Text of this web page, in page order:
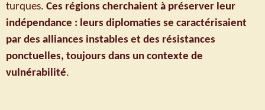
turques. Ces régions cherchaient à préserver leur
indépendance : leurs diplomaties se caractérisaient
par des alliances instables et des résistances
ponctuelles, toujours dans un contexte de
vulnérabilité.